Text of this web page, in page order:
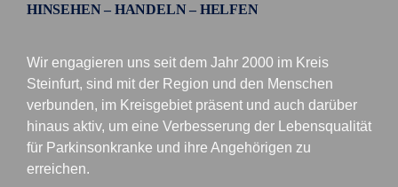
HINSEHEN – HANDELN – HELFEN
Wir engagieren uns seit dem Jahr 2000 im Kreis
Steinfurt, sind mit der Region und den Menschen
verbunden, im Kreisgebiet präsent und auch darüber
hinaus aktiv, um eine Verbesserung der Lebensqualität
für Parkinsonkranke und ihre Angehörigen zu
erreichen.